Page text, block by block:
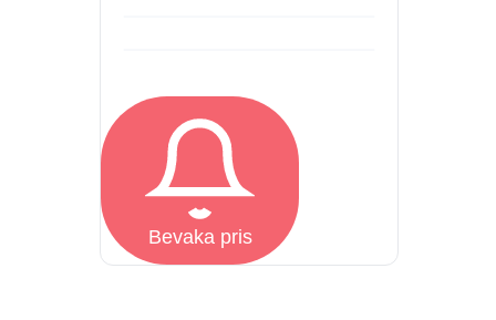
Bevaka pris